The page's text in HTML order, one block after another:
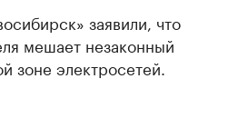
заявили, что
мешает незаконный
зоне электросетей.